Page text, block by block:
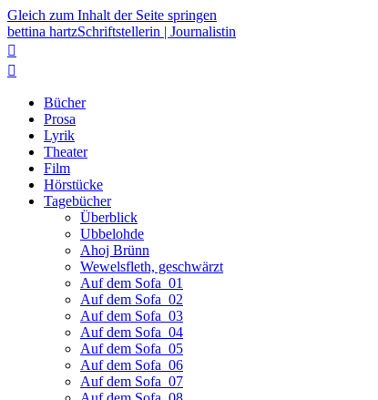
Gleich zum Inhalt der Seite springen
bettina hartzSchriftstellerin | Journalistin


Bücher
Prosa
Lyrik
Theater
Film
Hörstücke
Tagebücher
Überblick
Ubbelohde
Ahoj Brünn
Wewelsfleth, geschwärzt
Auf dem Sofa_01
Auf dem Sofa_02
Auf dem Sofa_03
Auf dem Sofa_04
Auf dem Sofa_05
Auf dem Sofa_06
Auf dem Sofa_07